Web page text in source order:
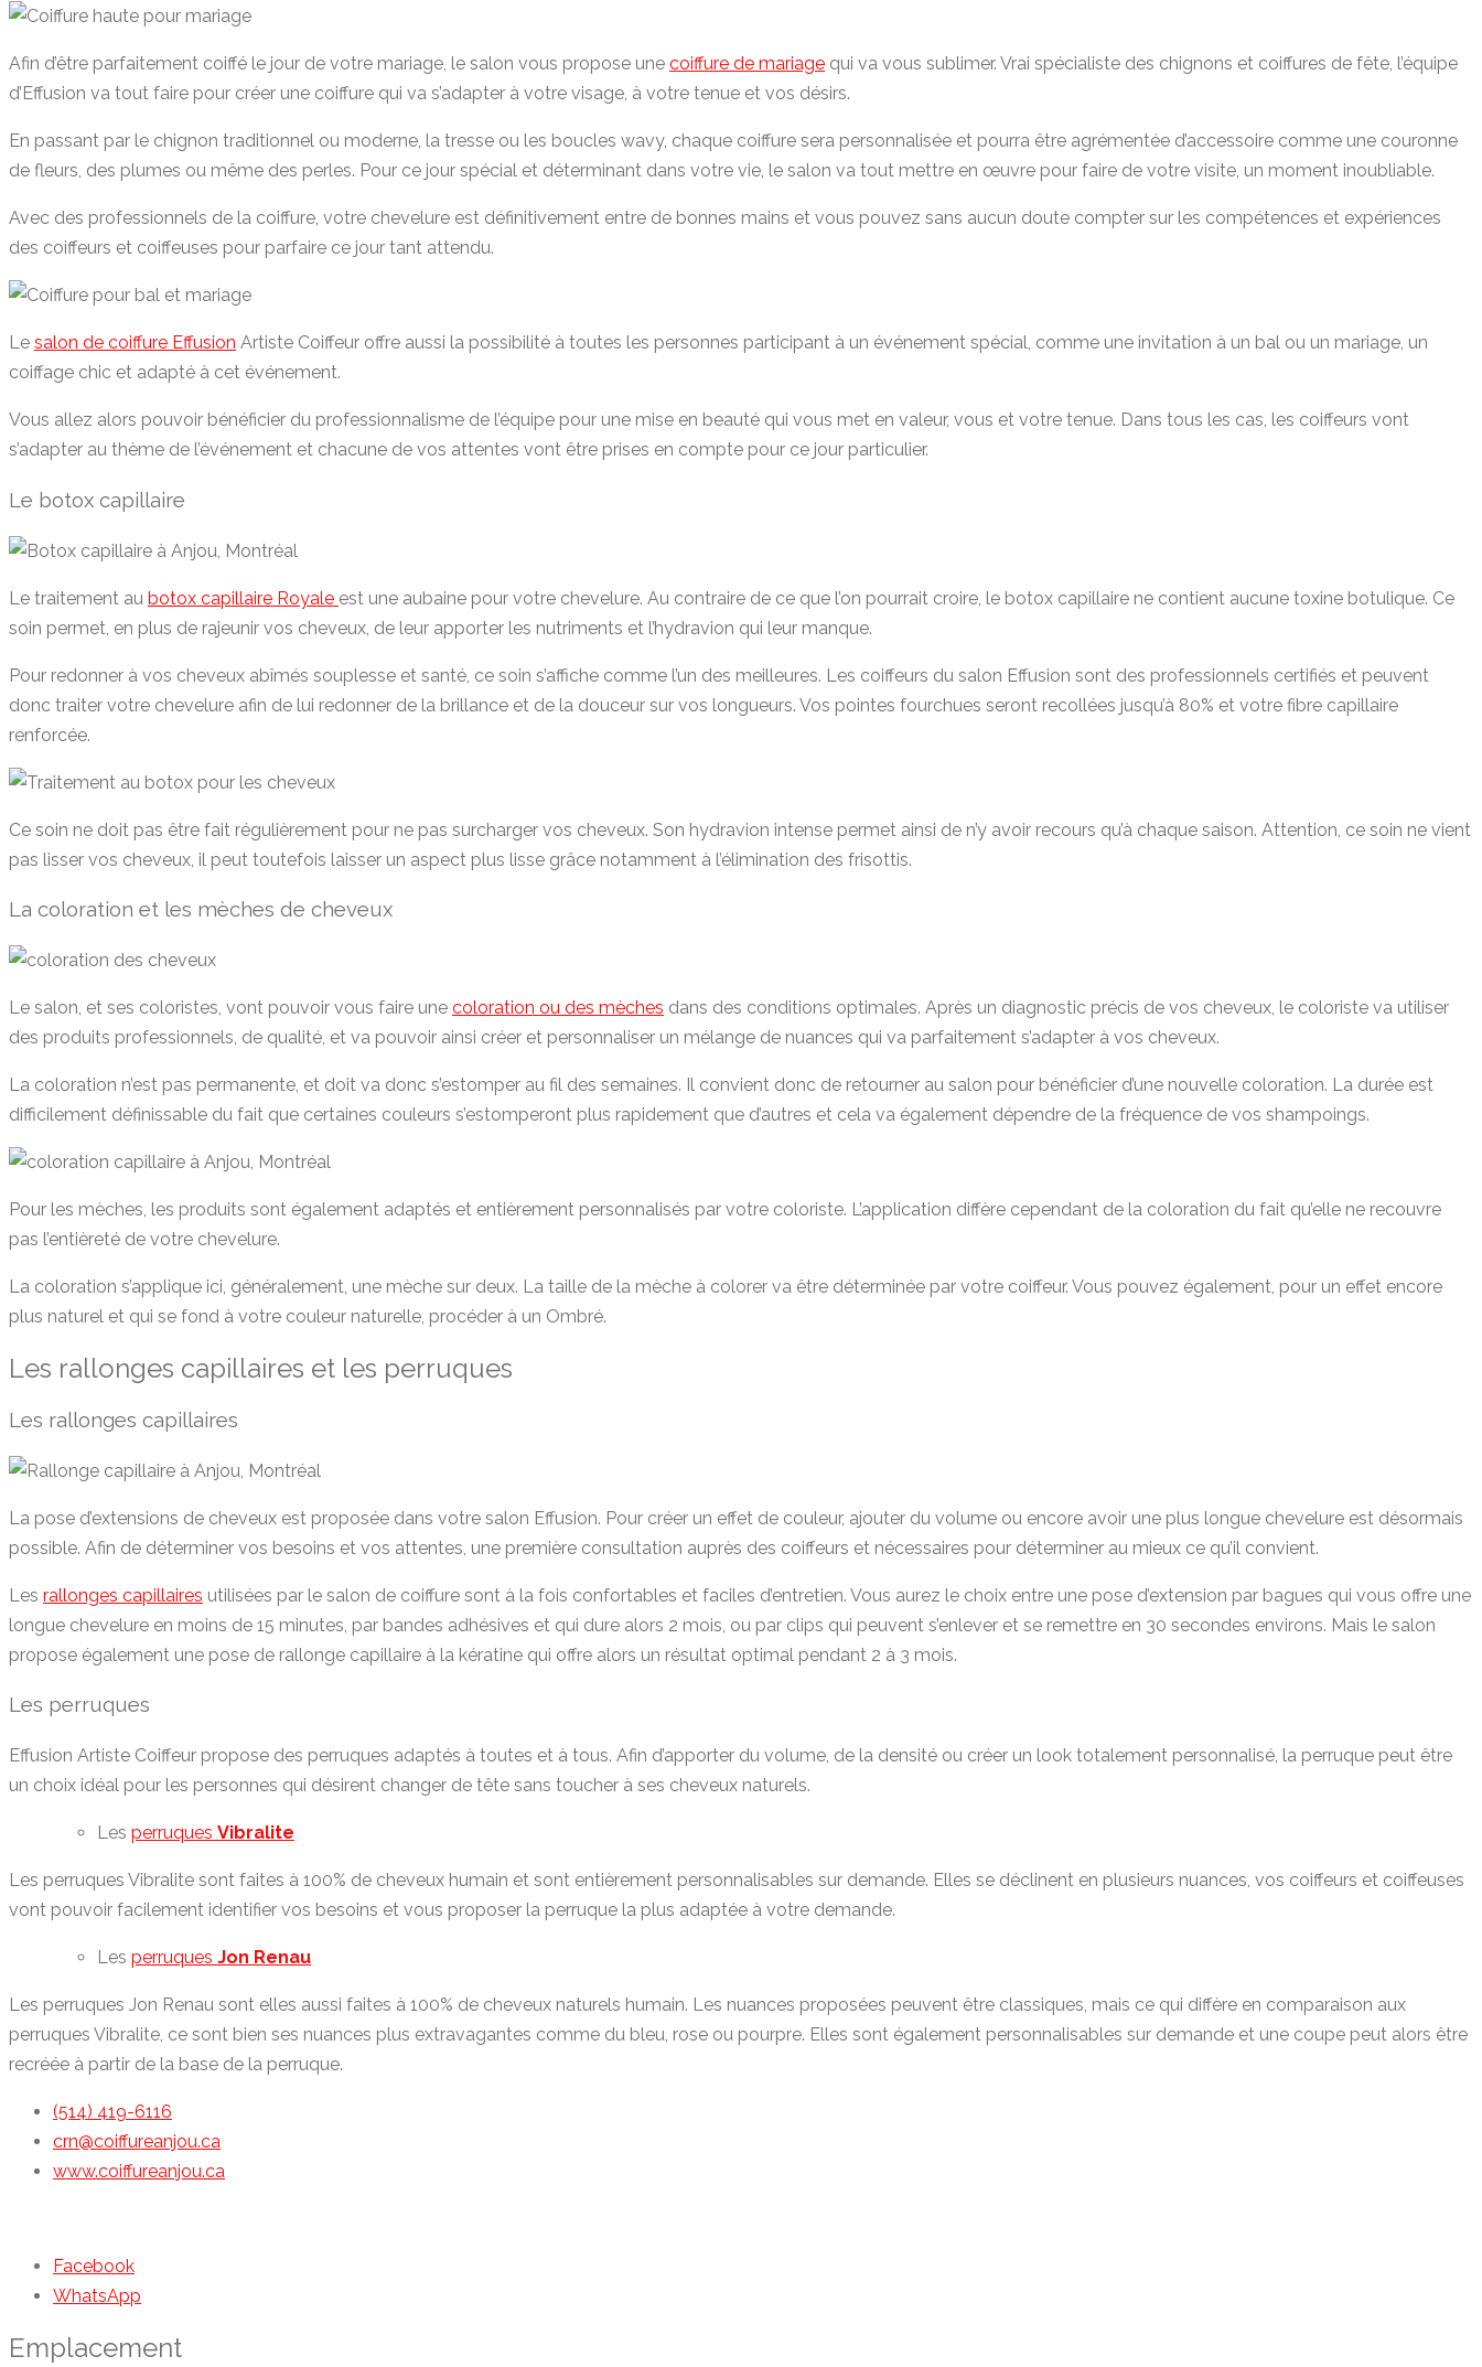
Afin d’être parfaitement coiffé le jour de votre mariage, le salon vous propose une coiffure de mariage qui va vous sublimer. Vrai spécialiste des chignons et coiffures de fête, l’équipe
d’Effusion va tout faire pour créer une coiffure qui va s’adapter à votre visage, à votre tenue et vos désirs.
En passant par le chignon traditionnel ou moderne, la tresse ou les boucles wavy, chaque coiffure sera personnalisée et pourra être agrémentée d’accessoire comme une couronne
de fleurs, des plumes ou même des perles. Pour ce jour spécial et déterminant dans votre vie, le salon va tout mettre en œuvre pour faire de votre visite, un moment inoubliable.
Avec des professionnels de la coiffure, votre chevelure est définitivement entre de bonnes mains et vous pouvez sans aucun doute compter sur les compétences et expériences
des coiffeurs et coiffeuses pour parfaire ce jour tant attendu.
Le salon de coiffure Effusion Artiste Coiffeur offre aussi la possibilité à toutes les personnes participant à un événement spécial, comme une invitation à un bal ou un mariage, un
coiffage chic et adapté à cet événement.
Vous allez alors pouvoir bénéficier du professionnalisme de l’équipe pour une mise en beauté qui vous met en valeur, vous et votre tenue. Dans tous les cas, les coiffeurs vont
s’adapter au thème de l’événement et chacune de vos attentes vont être prises en compte pour ce jour particulier.
Le botox capillaire
Le traitement au botox capillaire Royale est une aubaine pour votre chevelure. Au contraire de ce que l’on pourrait croire, le botox capillaire ne contient aucune toxine botulique. Ce
soin permet, en plus de rajeunir vos cheveux, de leur apporter les nutriments et l’hydravion qui leur manque.
Pour redonner à vos cheveux abîmés souplesse et santé, ce soin s’affiche comme l’un des meilleures. Les coiffeurs du salon Effusion sont des professionnels certifiés et peuvent
donc traiter votre chevelure afin de lui redonner de la brillance et de la douceur sur vos longueurs. Vos pointes fourchues seront recollées jusqu’à 80% et votre fibre capillaire
renforcée.
Ce soin ne doit pas être fait régulièrement pour ne pas surcharger vos cheveux. Son hydravion intense permet ainsi de n’y avoir recours qu’à chaque saison. Attention, ce soin ne vient
pas lisser vos cheveux, il peut toutefois laisser un aspect plus lisse grâce notamment à l’élimination des frisottis.
La coloration et les mèches de cheveux
Le salon, et ses coloristes, vont pouvoir vous faire une coloration ou des mèches dans des conditions optimales. Après un diagnostic précis de vos cheveux, le coloriste va utiliser
des produits professionnels, de qualité, et va pouvoir ainsi créer et personnaliser un mélange de nuances qui va parfaitement s’adapter à vos cheveux.
La coloration n’est pas permanente, et doit va donc s’estomper au fil des semaines. Il convient donc de retourner au salon pour bénéficier d’une nouvelle coloration. La durée est
difficilement définissable du fait que certaines couleurs s’estomperont plus rapidement que d’autres et cela va également dépendre de la fréquence de vos shampoings.
Pour les mèches, les produits sont également adaptés et entièrement personnalisés par votre coloriste. L’application diffère cependant de la coloration du fait qu’elle ne recouvre
pas l’entièreté de votre chevelure.
La coloration s’applique ici, généralement, une mèche sur deux. La taille de la mèche à colorer va être déterminée par votre coiffeur. Vous pouvez également, pour un effet encore
plus naturel et qui se fond à votre couleur naturelle, procéder à un Ombré.
Les rallonges capillaires et les perruques
Les rallonges capillaires
La pose d’extensions de cheveux est proposée dans votre salon Effusion. Pour créer un effet de couleur, ajouter du volume ou encore avoir une plus longue chevelure est désormais
possible. Afin de déterminer vos besoins et vos attentes, une première consultation auprès des coiffeurs et nécessaires pour déterminer au mieux ce qu’il convient.
Les rallonges capillaires utilisées par le salon de coiffure sont à la fois confortables et faciles d’entretien. Vous aurez le choix entre une pose d’extension par bagues qui vous offre une
longue chevelure en moins de 15 minutes, par bandes adhésives et qui dure alors 2 mois, ou par clips qui peuvent s’enlever et se remettre en 30 secondes environs. Mais le salon
propose également une pose de rallonge capillaire à la kératine qui offre alors un résultat optimal pendant 2 à 3 mois.
Les perruques
Effusion Artiste Coiffeur propose des perruques adaptés à toutes et à tous. Afin d’apporter du volume, de la densité ou créer un look totalement personnalisé, la perruque peut être
un choix idéal pour les personnes qui désirent changer de tête sans toucher à ses cheveux naturels.
Les perruques Vibralite
Les perruques Vibralite sont faites à 100% de cheveux humain et sont entièrement personnalisables sur demande. Elles se déclinent en plusieurs nuances, vos coiffeurs et coiffeuses
vont pouvoir facilement identifier vos besoins et vous proposer la perruque la plus adaptée à votre demande.
Les perruques Jon Renau
Les perruques Jon Renau sont elles aussi faites à 100% de cheveux naturels humain. Les nuances proposées peuvent être classiques, mais ce qui diffère en comparaison aux
perruques Vibralite, ce sont bien ses nuances plus extravagantes comme du bleu, rose ou pourpre. Elles sont également personnalisables sur demande et une coupe peut alors être
recréée à partir de la base de la perruque.
(514) 419-6116
crn@coiffureanjou.ca
www.coiffureanjou.ca
Facebook
WhatsApp
Emplacement